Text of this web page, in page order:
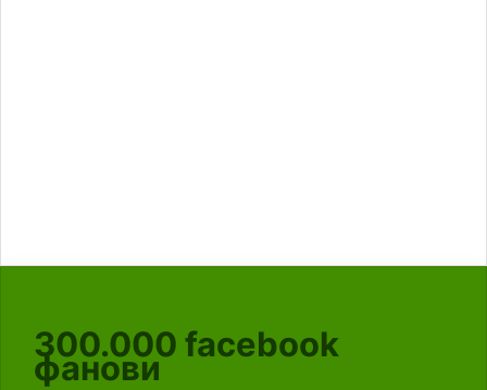
300.000 facebook
фанови